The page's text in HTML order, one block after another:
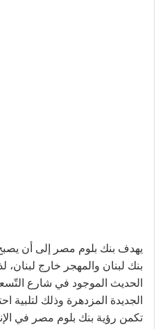
يهدف بنك بلوم مصر إلى أن
بنك لبنان والمهجر خارج لبنان،
الحديث الموجود في شارع
الجديدة المزدهرة وذلك لتلبية
تكمن رؤية بنك بلوم مصر في